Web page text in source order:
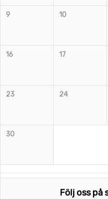
9 10
16 17
23 24
30
Följ oss på